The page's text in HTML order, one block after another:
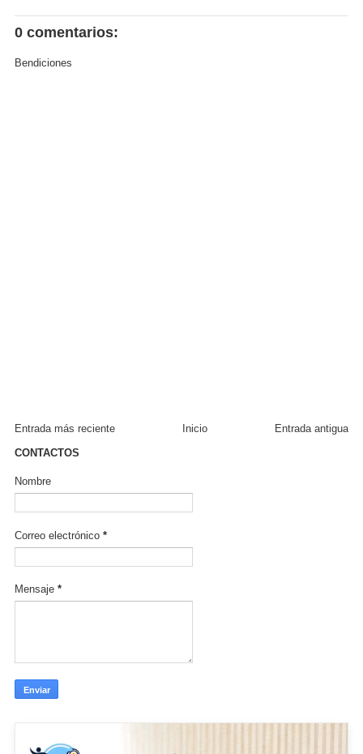
0 comentarios:
Bendiciones
Entrada más reciente Entrada antigua
Inicio
CONTACTOS
Nombre
Correo electrónico *
Mensaje *